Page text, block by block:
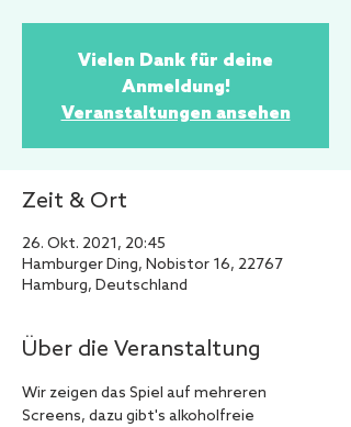
Vielen Dank für deine
Anmeldung!
Veranstaltungen ansehen
Zeit & Ort
26. Okt. 2021, 20:45
Hamburger Ding, Nobistor 16, 22767
Hamburg, Deutschland
Über die Veranstaltung
Wir zeigen das Spiel auf mehreren
Screens, dazu gibt's alkoholfreie